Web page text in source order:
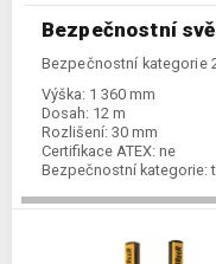
Bezpečnostní
Bezpečnostní kategorie
Výška: 1 360 mm
Dosah: 12 m
Rozlišení: 30 mm
Certifikace ATEX: ne
Bezpečnostní kategorie: